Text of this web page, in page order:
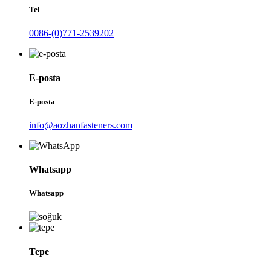
Tel
0086-(0)771-2539202
E-posta
E-posta
info@aozhanfasteners.com
Whatsapp
Whatsapp
Tepe